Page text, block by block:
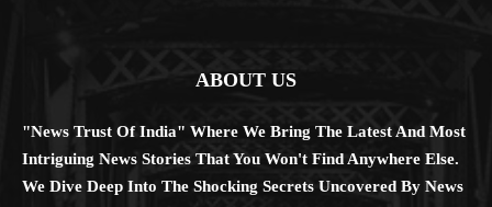
ABOUT US
"News Trust Of India" Where We Bring The Latest And Most
Intriguing News Stories That You Won't Find Anywhere Else.
We Dive Deep Into The Shocking Secrets Uncovered By News